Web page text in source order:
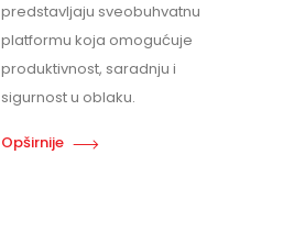
predstavljaju sveobuhvatnu
platformu koja omogućuje
produktivnost, saradnju i
sigurnost u oblaku.
Opširnije